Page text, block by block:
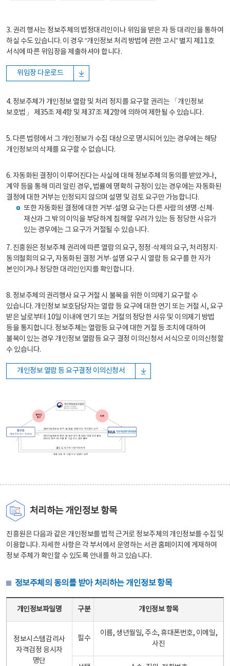
3. 권리 행사는 정보주체의 법정대리인이나 위임을 받은 자 등 대리인을 통하여
하실 수도 있습니다. 이 경우 “개인정보 처리 방법에 관한 고시” 별지 제11호
서식에 따른 위임장을 제출하셔야 합니다.
위임장 다운로드
4. 정보주체가 개인정보 열람 및 처리 정지를 요구할 권리는 「개인정보
보호법」 제35조 제4항 및 제37조 제2항에 의하여 제한될 수 있습니다.
5. 다른 법령에서 그 개인정보가 수집 대상으로 명시되어 있는 경우에는 해당
개인정보의 삭제를 요구할 수 없습니다.
6. 자동화된 결정이 이루어진다는 사실에 대해 정보주체의 동의를 받았거나,
계약 등을 통해 미리 알린 경우, 법률에 명확히 규정이 있는 경우에는 자동화된
결정에 대한 거부는 인정되지 않으며 설명 및 검토 요구만 가능합니다.
또한 자동화된 결정에 대한 거부·설명 요구는 다른 사람의 생명·신체·
재산과 그 밖의 이익을 부당하게 침해할 우려가 있는 등 정당한 사유가
있는 경우에는 그 요구가 거절될 수 있습니다.
7. 진흥원은 정보주체 권리에 따른 열람의 요구, 정정·삭제의 요구, 처리정지·
동의철회의 요구, 자동화된 결정 거부·설명 요구 시 열람 등 요구를 한 자가
본인이거나 정당한 대리인인지를 확인합니다.
8. 정보주체의 권리행사 요구 거절 시 불복을 위한 이의제기 요구할 수
있습니다. 개인정보 보호담당자는 열람 등 요구에 대한 연기 또는 거절 시, 요구
받은 날로부터 10일 이내에 연기 또는 거절의 정당한 사유 및 이의제기 방법
등을 통지합니다. 정보주체는 열람등 요구에 대한 거절 등 조치에 대하여
불복이 있는 경우 개인정보 열람등 요구 결정 이의신청서 서식으로 이의신청할
수 있습니다.
개인정보 열람 등 요구결정 이의신청서
처리하는 개인정보 항목
진흥원은 다음과 같은 개인정보를 법적 근거로 정보주체의 개인정보를 수집 및
이용합니다. 자세한 사항은 각 부서에서 운영하는 서관 홈페이지에 게재하여
정보 주체가 확인할 수 있도록 안내를 하고 있습니다.
정보주체의 동의를 받아 처리하는 개인정보 항목
개인정보파일명 구분 개인정보 항목
정보시스템감리사
자격검정 응시자
명단
필수
이름, 생년월일, 주소, 휴대폰번호, 이메일,
사진